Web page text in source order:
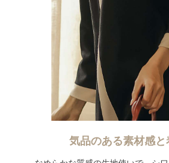
気品のある素材感と